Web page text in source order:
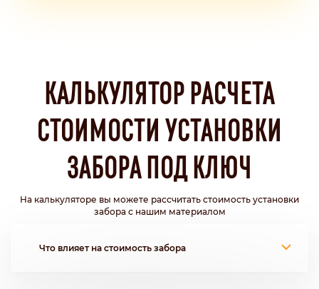
КАЛЬКУЛЯТОР РАСЧЕТА
СТОИМОСТИ УСТАНОВКИ
ЗАБОРА ПОД КЛЮЧ
На калькуляторе вы можете рассчитать стоимость установки
забора с нашим материалом
Что влияет на стоимость забора